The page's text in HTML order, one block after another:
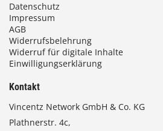
Datenschutz
Impressum
AGB
Widerrufsbelehrung
Widerruf für digitale Inhalte
Einwilligungserklärung
Kontakt
Vincentz Network GmbH & Co. KG
Plathnerstr. 4c,